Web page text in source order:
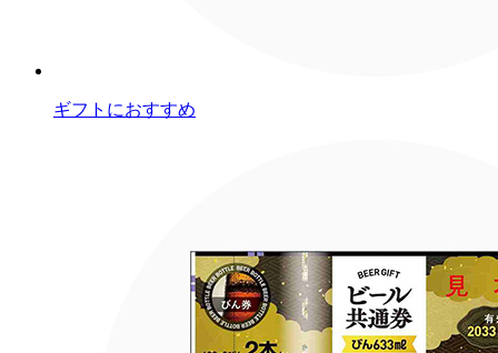
ギフトにおすすめ